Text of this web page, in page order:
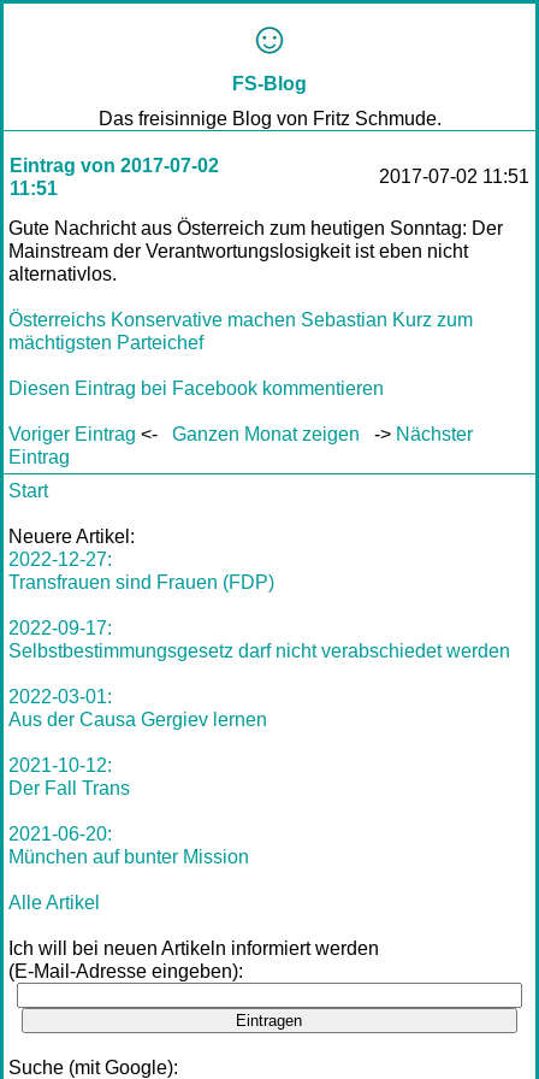
FS-Blog
Das freisinnige Blog von Fritz Schmude.
Eintrag von 2017-07-02
11:51
2017-07-02 11:51
Gute Nachricht aus Österreich zum heutigen Sonntag: Der
Mainstream der Verantwortungslosigkeit ist eben nicht
alternativlos.
Österreichs Konservative machen Sebastian Kurz zum
mächtigsten Parteichef
Diesen Eintrag bei Facebook kommentieren
Voriger Eintrag <- Ganzen Monat zeigen -> Nächster
Eintrag
Start
Neuere Artikel:
2022-12-27:
Transfrauen sind Frauen (FDP)
2022-09-17:
Selbstbestimmungsgesetz darf nicht verabschiedet werden
2022-03-01:
Aus der Causa Gergiev lernen
2021-10-12:
Der Fall Trans
2021-06-20:
München auf bunter Mission
Alle Artikel
Ich will bei neuen Artikeln informiert werden
(E-Mail-Adresse eingeben):
Eintragen
Suche (mit Google):